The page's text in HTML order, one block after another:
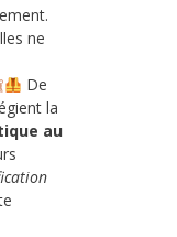
ne
De
la
au